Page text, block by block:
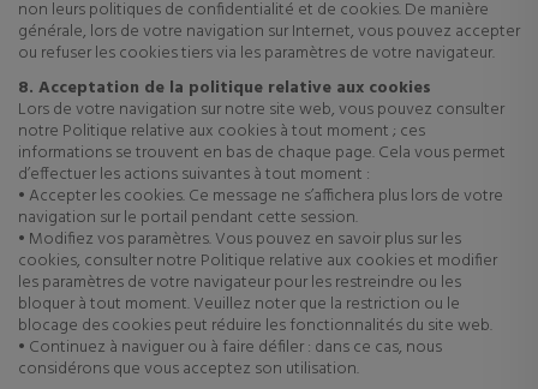
non leurs politiques de confidentialité et de cookies. De manière
générale, lors de votre navigation sur Internet, vous pouvez accepter
ou refuser les cookies tiers via les paramètres de votre navigateur.
8. Acceptation de la politique relative aux cookies
Lors de votre navigation sur notre site web, vous pouvez consulter
notre Politique relative aux cookies à tout moment ; ces
informations se trouvent en bas de chaque page. Cela vous permet
d’effectuer les actions suivantes à tout moment :
• Accepter les cookies. Ce message ne s’affichera plus lors de votre
navigation sur le portail pendant cette session.
• Modifiez vos paramètres. Vous pouvez en savoir plus sur les
cookies, consulter notre Politique relative aux cookies et modifier
les paramètres de votre navigateur pour les restreindre ou les
bloquer à tout moment. Veuillez noter que la restriction ou le
blocage des cookies peut réduire les fonctionnalités du site web.
• Continuez à naviguer ou à faire défiler : dans ce cas, nous
considérons que vous acceptez son utilisation.